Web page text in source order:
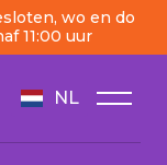
wo en do
11:00 uur
NL